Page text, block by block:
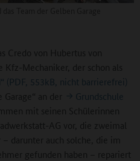
Credo von Hubertus von
Mechaniker, der schon als
(PDF, 553kB, nicht barrierefrei)
an der
Grundschule
mit seinen Schülerinnen
AG vor, die zweimal
– darunter auch solche, die im
gefunden haben – repariert